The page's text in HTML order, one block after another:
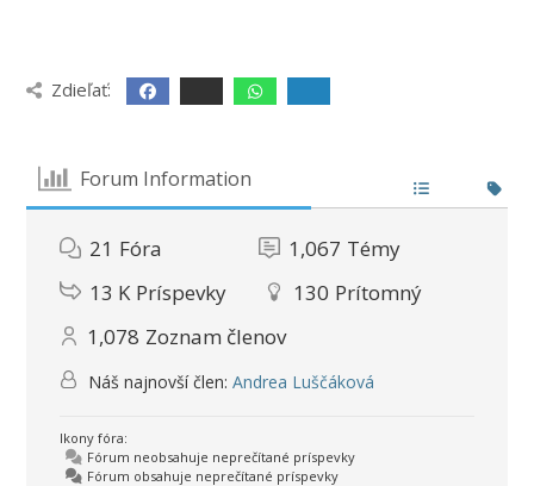
Zdieľať:
Forum Information
21 Fóra 1,067 Témy
13 K Príspevky 130 Prítomný
1,078 Zoznam členov
Náš najnovší člen:Andrea Luščáková
Ikony fóra:
Fórum neobsahuje neprečítané príspevky
Fórum obsahuje neprečítané príspevky